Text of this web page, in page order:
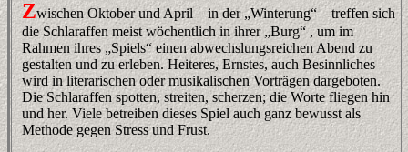
Zwischen Oktober und April – in der „Winterung“ – treffen sich
die Schlaraffen meist wöchentlich in ihrer „Burg“ , um im
Rahmen ihres „Spiels“ einen abwechslungsreichen Abend zu
gestalten und zu erleben. Heiteres, Ernstes, auch Besinnliches
wird in literarischen oder musikalischen Vorträgen dargeboten.
Die Schlaraffen spotten, streiten, scherzen; die Worte fliegen hin
und her. Viele betreiben dieses Spiel auch ganz bewusst als
Methode gegen Stress und Frust.